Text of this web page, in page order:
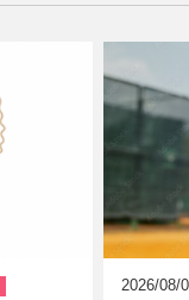
2026/08/